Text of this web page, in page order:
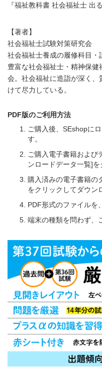
『福祉教科書 社会福祉士 出
【著者】
社会福祉士試験対策研究会
社会福祉士養成の履修科目
豊富な社会福祉士・精神保
会。社会福祉に造詣が深く、
けて尽力している。
PDF版のご利用方法
ご購入後、SEshopに
す。
ご購入電子書籍および
ンロードデータ一覧]を
購入済みの電子書籍の
をクリックしてダウン
PDF形式のファイルを
端末の種類を問わず、